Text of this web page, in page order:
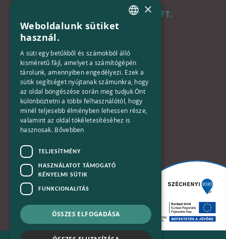
B+N MAGYARORSZÁG KFT.
Váci út 116-118.
TOWER 1,
15. emelet
Telefon:
+36-30-670-8752
kapcsolat@bplusn.hu
×
Weboldalunk sütiket
használ.
A süti egy betűkből és számokból álló
kisméretű fájl, amelyet a számítógépén
tárolunk, amennyiben engedélyezi. Ezek a
sütik segítséget nyújtanak számunkra, hogy
az oldal böngészése során meg tudjuk Önt
különböztetni a többi felhasználótól, hogy
minél teljesebb élményben lehessen része,
valamint az oldal tökéletesítéséhez is
hasznosak. Bővebben
TELJESÍTMÉNY
HASZNÁLATOT TÁMOGATÓ
KÉNYELMI SÜTIK
FUNKCIONALITÁS
ÖSSZES ELFOGADÁSA